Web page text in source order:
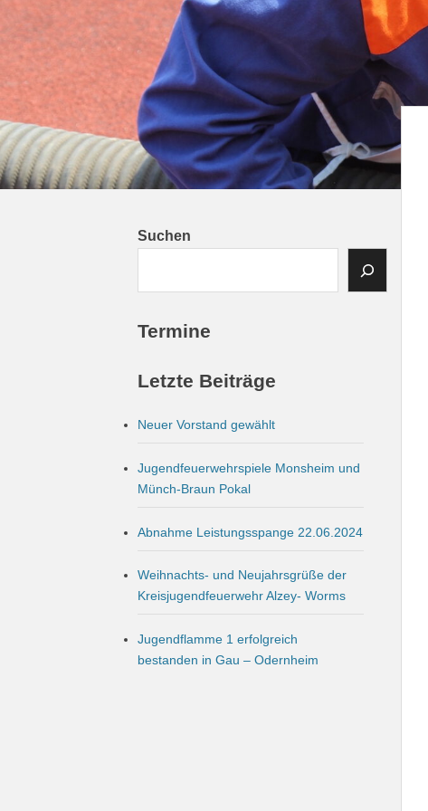
Suchen
Termine
Letzte Beiträge
Neuer Vorstand gewählt
Jugendfeuerwehrspiele Monsheim und
Münch-Braun Pokal
Abnahme Leistungsspange 22.06.2024
Weihnachts- und Neujahrsgrüße der
Kreisjugendfeuerwehr Alzey- Worms
Jugendflamme 1 erfolgreich
bestanden in Gau – Odernheim